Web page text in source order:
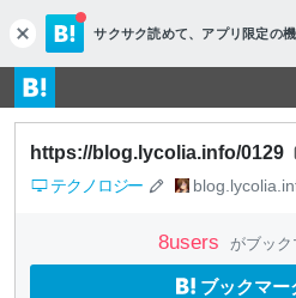
c
l
o
s
e
サクサク読めて、 アプリ限定の
https://blog.lycolia.info/0129
テクノロジー
8users がブック
ブックマー